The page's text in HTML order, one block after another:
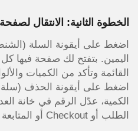
الخطوة الثانية: الانتقال
اضغط على أيقونة السلة
اليمين. بتفتح لك صفحة فيها
القائمة وتأكد من الكميات
اضغط على أيقونة الحذف (سلة
الكمية، عدّل الرقم في خانة
الطلب أو Checkout أو المتابعة للدفع.